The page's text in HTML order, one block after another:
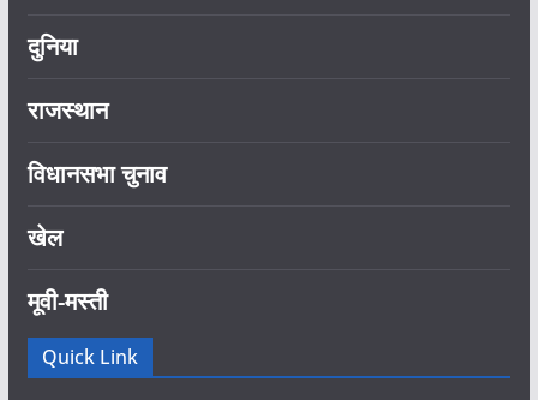
दुनिया
राजस्थान
विधानसभा चुनाव
खेल
मूवी-मस्ती
Quick Link